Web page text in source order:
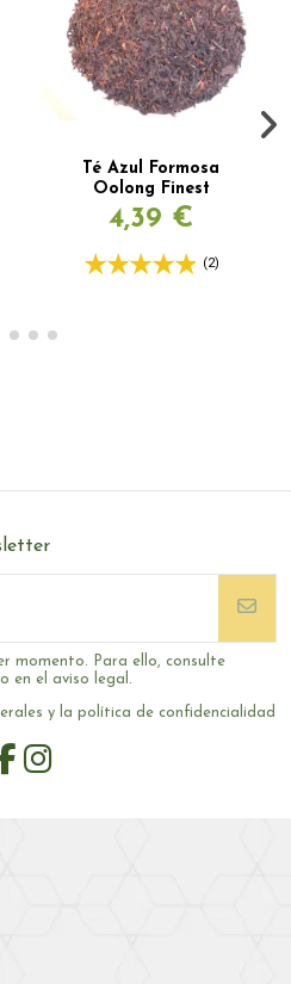
Té Azul Formosa
Oolong Finest
4,39 €
(2)
momento. Para ello, consulte
en el aviso legal.
y la política de confidencialidad